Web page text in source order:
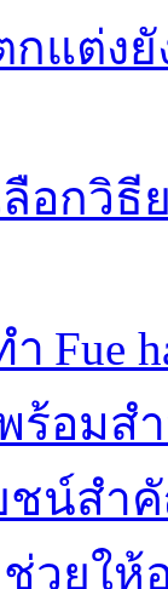
กแต่ง
อกวิ
Fue
พร้อม
น์สำคั
ช่วย